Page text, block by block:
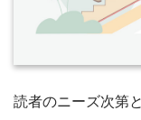
読者のニーズ次第